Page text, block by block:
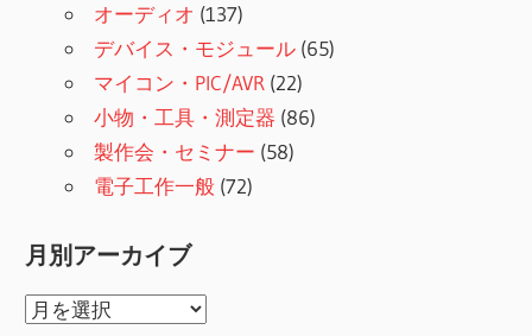
オーディオ (137)
デバイス・モジュール (65)
マイコン・PIC/AVR (22)
小物・工具・測定器 (86)
製作会・セミナー (58)
電子工作一般 (72)
月別アーカイブ
月